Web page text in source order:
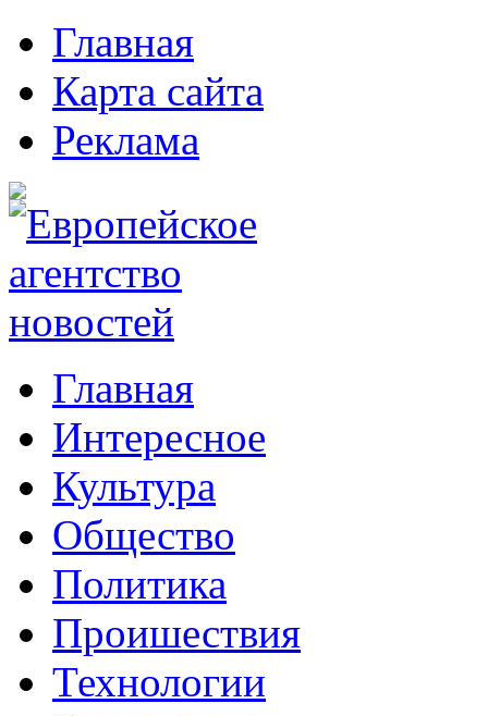
Главная
Карта сайта
Реклама
Главная
Интересное
Культура
Общество
Политика
Проишествия
Технологии